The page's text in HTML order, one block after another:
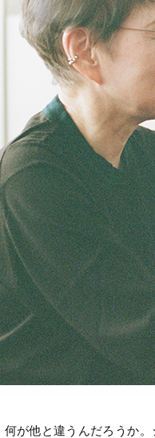
何が他と違うんだろうか